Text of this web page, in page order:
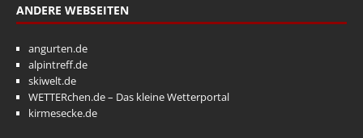
ANDERE WEBSEITEN
angurten.de
alpintreff.de
skiwelt.de
WETTERchen.de – Das kleine Wetterportal
kirmesecke.de